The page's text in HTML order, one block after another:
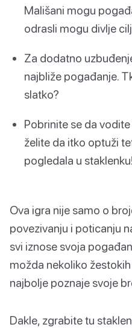
Mališani mogu
odrasli mogu divlje
Za dodatno
najbliže pogađanje.
slatko?
Pobrinite se da
želite da itko optuži
pogledala u staklenku!
Ova igra nije samo o
povezivanju i poticanju
svi iznose svoja
možda nekoliko
najbolje poznaje svoje
Dakle, zgrabite tu